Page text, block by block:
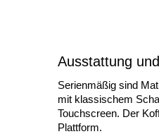
Ausstattung
Serienmäßig sind
mit klassischem
Touchscreen. Der
Plattform.